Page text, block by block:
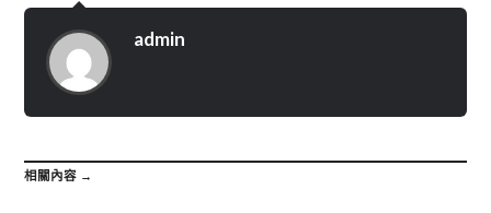
admin
相關內容 →